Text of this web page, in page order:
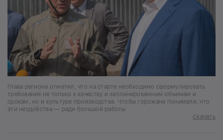
Глава региона отметил, что на старте необходимо сформулировать
требования не только к качеству и запланированным объемам и
срокам, но и культуре производства. Чтобы горожане понимали, что
эти неудобства — ради большой работы
Скачать